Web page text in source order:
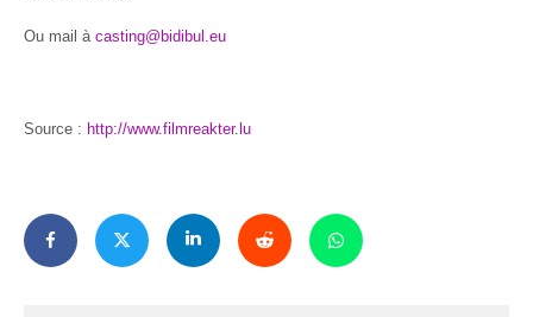
Ou mail à casting@bidibul.eu
Source : http://www.filmreakter.lu